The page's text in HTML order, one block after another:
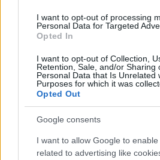
I want to opt-out of processing
Personal Data for Targeted
Opted In
I want to opt-out of Collection,
Retention, Sale, and/or Sharing
Personal Data that Is Unrelated
Purposes for which it was
Opted Out
Google consents
I want to allow Google to
related to advertising like
Kgeorge(@kgeorge)
6 Ιουλίου 2026 19:01
4kw είναι μια ενισχυμένη πρίζα!
Reply